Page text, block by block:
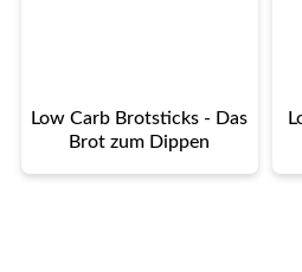
Low Carb Brotsticks - Das
Brot zum Dippen